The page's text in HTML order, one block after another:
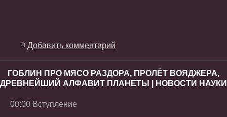
Добавить комментарий
ГОБЛИН ПРО МЯСО РАЗДОРА, ПРОЛЁТ ВОЯДЖЕРА,
ДРЕВНЕЙШИЙ АЛФАВИТ ПЛАНЕТЫ | НОВОСТИ НАУКИ
00:00 Вступление